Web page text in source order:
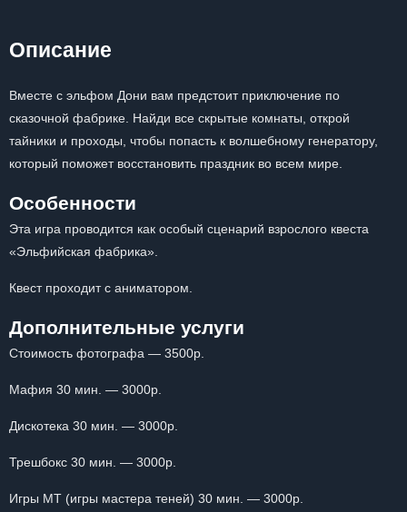
Описание
Вместе с эльфом Дони вам предстоит приключение по
сказочной фабрике. Найди все скрытые комнаты, открой
тайники и проходы, чтобы попасть к волшебному генератору,
который поможет восстановить праздник во всем мире.
Особенности
Эта игра проводится как особый сценарий взрослого квеста
«Эльфийская фабрика».
Квест проходит с аниматором.
Дополнительные услуги
Стоимость фотографа — 3500р.
Мафия 30 мин. — 3000р.
Дискотека 30 мин. — 3000р.
Трешбокс 30 мин. — 3000р.
Игры МТ (игры мастера теней) 30 мин. — 3000р.